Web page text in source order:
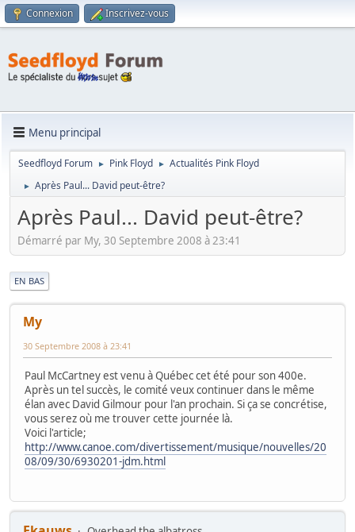
Connexion Inscrivez-vous
Menu principal
Seedfloyd Forum ► Pink Floyd ► Actualités Pink Floyd
► Après Paul... David peut-être?
Après Paul... David peut-être?
Démarré par My, 30 Septembre 2008 à 23:41
EN BAS
My
30 Septembre 2008 à 23:41
Paul McCartney est venu à Québec cet été pour son 400e.
Après un tel succès, le comité veux continuer dans le même
élan avec David Gilmour pour l'an prochain. Si ça se concrétise,
vous serez où me trouver cette journée là.
Voici l'article;
http://www.canoe.com/divertissement/musique/nouvelles/20
08/09/30/6930201-jdm.html